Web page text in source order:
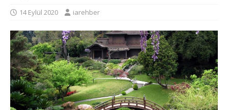
14 Eylül 2020 iarehber